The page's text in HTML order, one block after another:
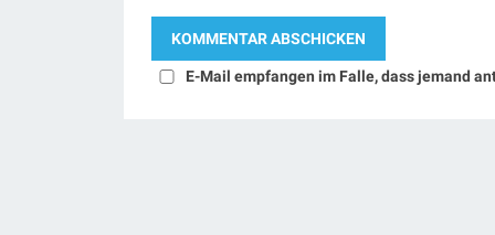
E-Mail empfangen im Falle, dass jemand